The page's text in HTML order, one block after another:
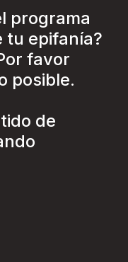
programa
tu epifanía?
favor
posible.
de